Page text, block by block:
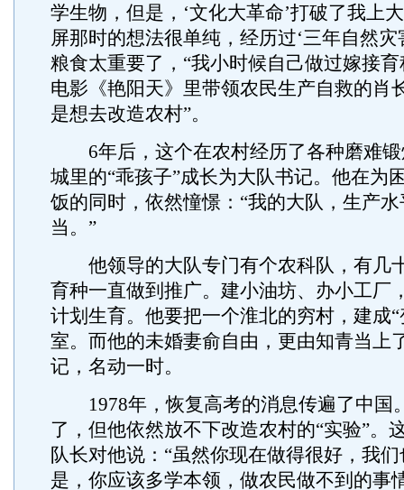
学生物，但是，‘文化大革命’打破了我上
屏那时的想法很单纯，经历过‘三年自然灾
粮食太重要了，“我小时候自己做过嫁接
电影《艳阳天》里带领农民生产自救的肖
是想去改造农村”。
6年后，这个在农村经历了各种磨难锻
城里的“乖孩子”成长为大队书记。他在为
饭的同时，依然憧憬：“我的大队，生产
当。”
他领导的大队专门有个农科队，有几
育种一直做到推广。建小油坊、办小工厂
计划生育。他要把一个淮北的穷村，建成
室。而他的未婚妻俞自由，更由知青当上
记，名动一时。
1978年，恢复高考的消息传遍了中国
了，但他依然放不下改造农村的“实验”。
队长对他说：“虽然你现在做得很好，我
是，你应该多学本领，做农民做不到的事